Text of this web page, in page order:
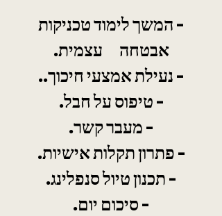
- המשך לימוד טכניקות
אבטחה עצמית.
- נעילת אמצעי חיכוך..
- טיפוס על חבל.
- מעבר קשר.
- פתרון תקלות אישיות.
- תכנון טיול סנפלינג.
- סיכום יום.